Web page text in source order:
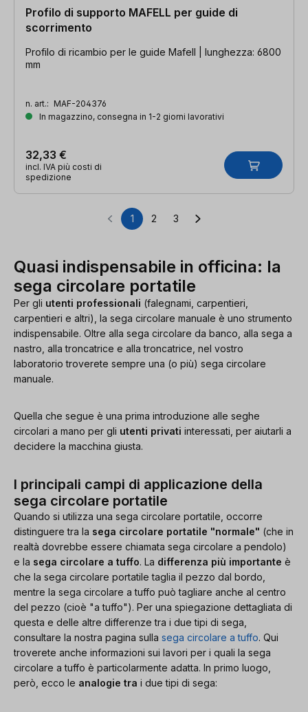
Profilo di supporto MAFELL per guide di
scorrimento
Profilo di ricambio per le guide Mafell | lunghezza: 6800
mm
n. art.: MAF-204376
In magazzino, consegna in 1-2 giorni lavorativi
32,33 €
incl. IVA più costi di
spedizione
Pagina
1 Pagina
2 Pagina
3
Quasi indispensabile in officina: la
sega circolare portatile
Per gli utenti professionali (falegnami, carpentieri,
carpentieri e altri), la sega circolare manuale è uno strumento
indispensabile. Oltre alla sega circolare da banco, alla sega a
nastro, alla troncatrice e alla troncatrice, nel vostro
laboratorio troverete sempre una (o più) sega circolare
manuale.
Quella che segue è una prima introduzione alle seghe
circolari a mano per gli utenti privati interessati, per aiutarli a
decidere la macchina giusta.
I principali campi di applicazione della
sega circolare portatile
Quando si utilizza una sega circolare portatile, occorre
distinguere tra la sega circolare portatile "normale" (che in
realtà dovrebbe essere chiamata sega circolare a pendolo)
e la sega circolare a tuffo. La differenza più importante è
che la sega circolare portatile taglia il pezzo dal bordo,
mentre la sega circolare a tuffo può tagliare anche al centro
del pezzo (cioè "a tuffo"). Per una spiegazione dettagliata di
questa e delle altre differenze tra i due tipi di sega,
consultare la nostra pagina sulla sega circolare a tuffo. Qui
troverete anche informazioni sui lavori per i quali la sega
circolare a tuffo è particolarmente adatta. In primo luogo,
però, ecco le analogie tra i due tipi di sega: